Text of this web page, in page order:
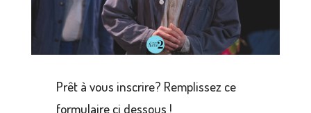
Prêt à vous inscrire? Remplissez ce
formulaire ci dessous !